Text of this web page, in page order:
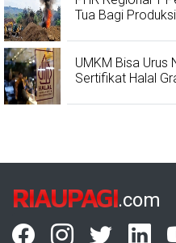
Tua Bagi
UMKM Bisa Urus
Sertifikat Halal
RIAUPAGI.com